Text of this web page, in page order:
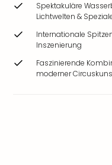
Spektakuläre
Lichtwelten &
Internationale
Inszenierung
Faszinierende
moderner